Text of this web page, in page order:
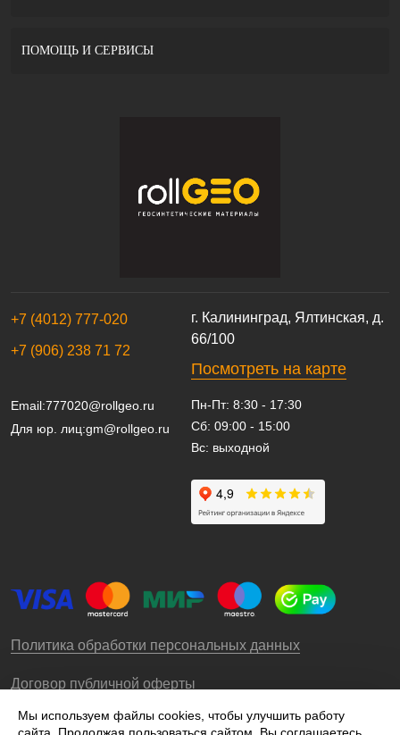
г. Калининград, Ялтинская, д.
66/100
Посмотреть на карте
+7 (4012) 777-020
+7 (906) 238 71 72
Email:777020@rollgeo.ru
Для юр. лиц:gm@rollgeo.ru
Пн-Пт: 8:30 - 17:30
Сб: 09:00 - 15:00
Вс: выходной
Политика обработки персональных данных
Договор публичной оферты
ПОМОЩЬ И СЕРВИСЫ
Мы используем файлы cookies, чтобы улучшить работу